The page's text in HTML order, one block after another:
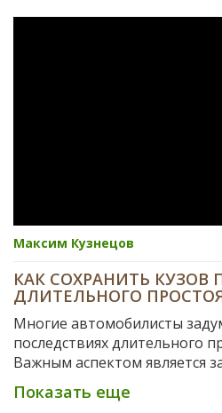
Максим Кузнецов
КАК СОХРАНИТЬ КУЗОВ
ДЛИТЕЛЬНОГО
Многие автомобилисты
последствиях длительного
Важным аспектом является
воздействия внешней среды
коррозии. Узнайте, как
Показать еще